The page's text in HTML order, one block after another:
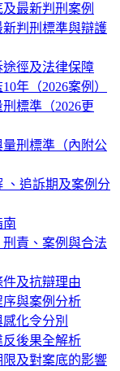
最新判刑案例
判刑標準與辯護
徑及法律保障
年（2026案例）
標準（2026更
刑標準（內附公
、追訴期及案例分
南
責、案例與合法
及抗辯理由
與案例分析
化令分別
後果全解析
及對案底的影響